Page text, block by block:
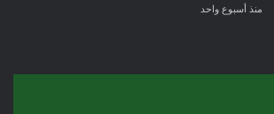
منذ أسبوع واحد